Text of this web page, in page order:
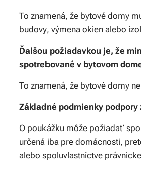
To znamená, že bytové domy
budovy, výmena okien alebo
Ďalšou požiadavkou je, že
spotrebované v bytovom
To znamená, že bytové domy
Základné podmienky
O poukážku môže požiadať
určená iba pre domácnosti,
alebo spoluvlastníctve